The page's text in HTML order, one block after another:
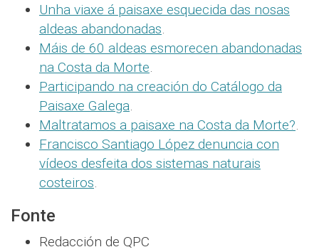
Unha viaxe á paisaxe esquecida das nosas
aldeas abandonadas.
Máis de 60 aldeas esmorecen abandonadas
na Costa da Morte.
Participando na creación do Catálogo da
Paisaxe Galega.
Maltratamos a paisaxe na Costa da Morte?.
Francisco Santiago López denuncia con
vídeos desfeita dos sistemas naturais
costeiros.
Fonte
Redacción de QPC